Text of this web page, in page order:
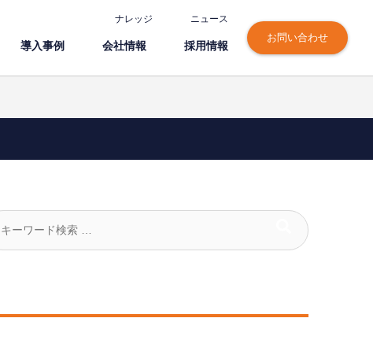
ナレッジ ニュース
導⼊事例 会社情報 採⽤情報
お問い合わせ